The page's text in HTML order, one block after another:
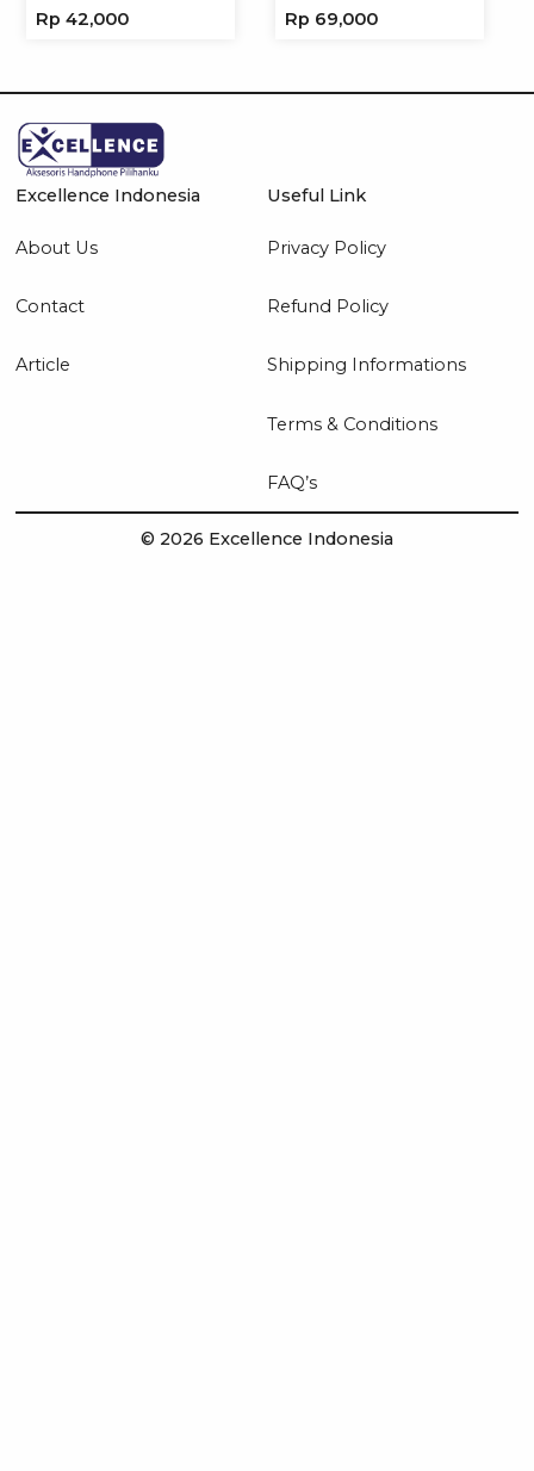
Rp 42,000 Rp 69,000
Excellence Indonesia
About Us
Contact
Article
Useful Link
Privacy Policy
Refund Policy
Shipping Informations
Terms & Conditions
FAQ’s
© 2026 Excellence Indonesia